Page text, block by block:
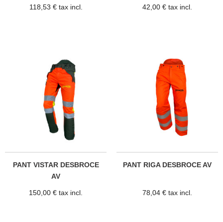
118,53 € tax incl. 42,00 € tax incl.
PANT VISTAR DESBROCE
AV
150,00 € tax incl.
PANT RIGA DESBROCE AV
78,04 € tax incl.